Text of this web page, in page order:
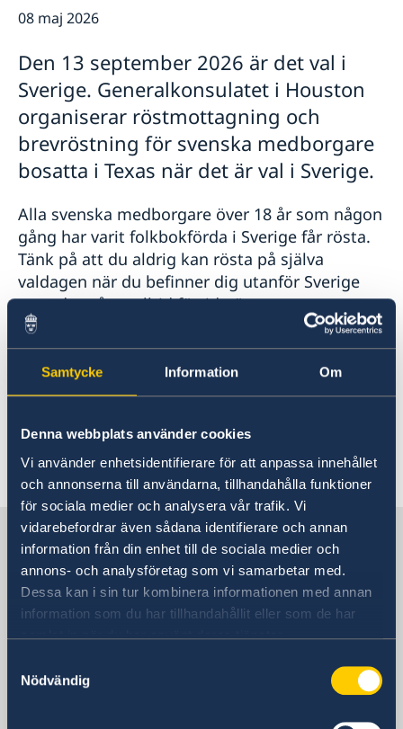
Samtycke Information Om
Denna webbplats använder cookies
Vi använder enhetsidentifierare för att anpassa innehållet
och annonserna till användarna, tillhandahålla funktioner
för sociala medier och analysera vår trafik. Vi
vidarebefordrar även sådana identifierare och annan
information från din enhet till de sociala medier och
annons- och analysföretag som vi samarbetar med.
Dessa kan i sin tur kombinera informationen med annan
information som du har tillhandahållit eller som de har
samlat in när du har använt deras tjänster.
Nödvändig
Team Sweden
Så kan du få stöd
Svenska företag i Texas
Anmäl handelshinder
Rösta i Texas
Nyheter
Främjarverksamhet
08 maj 2026
Den 13 september 2026 är det val i
Sverige. Generalkonsulatet i Houston
organiserar röstmottagning och
brevröstning för svenska medborgare
bosatta i Texas när det är val i Sverige.
Alla svenska medborgare över 18 år som någon
gång har varit folkbokförda i Sverige får rösta.
Tänk på att du aldrig kan rösta på själva
valdagen när du befinner dig utanför Sverige
utan du måste alltid förtidsrösta.
Se mer information om var och hur du kan
förtidsrösta i svenska valet i Texas (vallokaler i
Austin, Dallas & Houston eller brevrösta) på
Senast uppdaterad 08 maj 2026, 12.10
Sverige i USA, Houston
Sveriges generalkonsulat
Besöksadress
Houston